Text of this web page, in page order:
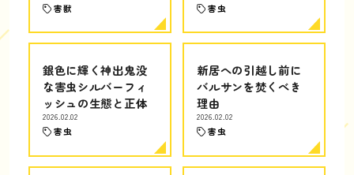
害獣 害虫
銀色に輝く神出鬼没
な害虫シルバーフィ
ッシュの生態と正体
2026.02.02
害虫
新居への引越し前に
バルサンを焚くべき
理由
2026.02.02
害虫